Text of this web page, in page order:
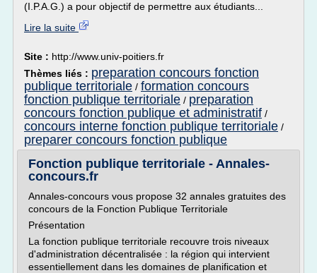
(I.P.A.G.) a pour objectif de permettre aux étudiants...
Lire la suite
Site : http://www.univ-poitiers.fr
Thèmes liés : preparation concours fonction
publique territoriale / formation concours
fonction publique territoriale / preparation
concours fonction publique et administratif /
concours interne fonction publique territoriale /
preparer concours fonction publique
Fonction publique territoriale - Annales-
concours.fr
Annales-concours vous propose 32 annales gratuites des
concours de la Fonction Publique Territoriale
Présentation
La fonction publique territoriale recouvre trois niveaux
d'administration décentralisée : la région qui intervient
essentiellement dans les domaines de planification et